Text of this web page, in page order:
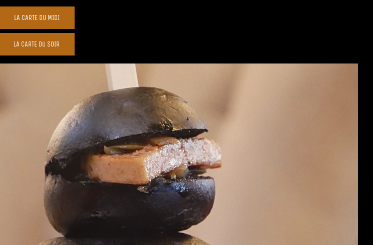
LA CARTE DU MIDI
LA CARTE DU SOIR